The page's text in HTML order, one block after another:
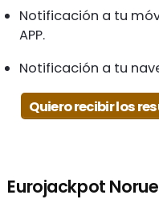
Notificación a tu
APP.
Notificación a tu
Quiero recibir los
Eurojackpot